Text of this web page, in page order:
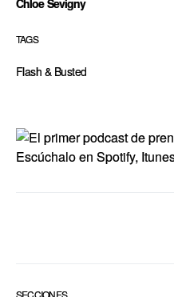
Chloe Sevigny
TAGS
Flash & Busted
SECCIONES